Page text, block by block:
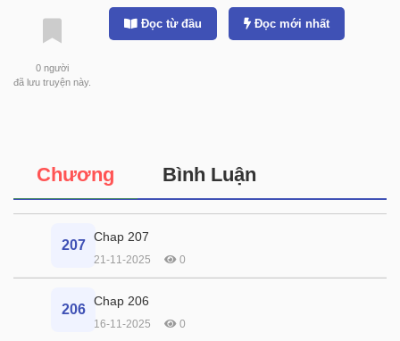
0 người
đã lưu truyện này.
Đọc từ đầu Đọc mới nhất
Chương Bình Luận
207
Chap 207
21-11-2025 0
206
Chap 206
16-11-2025 0